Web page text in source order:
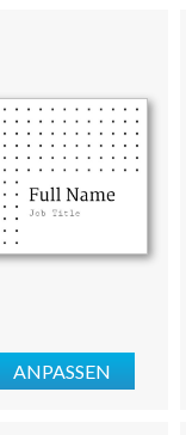
ANPASSEN